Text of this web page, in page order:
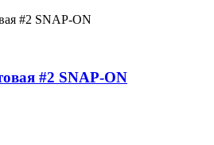
#2 SNAP-ON